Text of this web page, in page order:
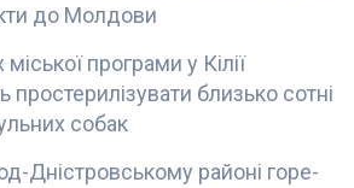
до Молдови
програми у Кілії
простерилізувати близько сотні
собак
Дністровському районі горе-